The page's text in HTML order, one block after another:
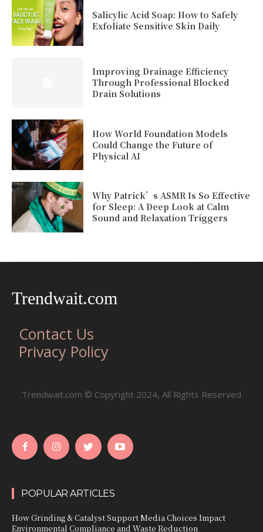
Salicylic Acid Soap: How to Safely
Exfoliate Sensitive Skin Daily
Improving Drainage Efficiency
Through Professional Blocked
Drain Solutions
How World Foundation Models
Could Change the Future of
Physical AI
Why Patrick’s ASMR Is So Effective
for Sleep: A Deep Look at Calm
Sound and Relaxation Triggers
Trendwait.com
Contact Us
Privacy Policy
Trendwait.com © Copyright 2024, All Rights Reserved
POPULAR ARTICLES
How Grinding & Catalyst Support Media Choices Impact
Environmental Compliance and Waste Reduction